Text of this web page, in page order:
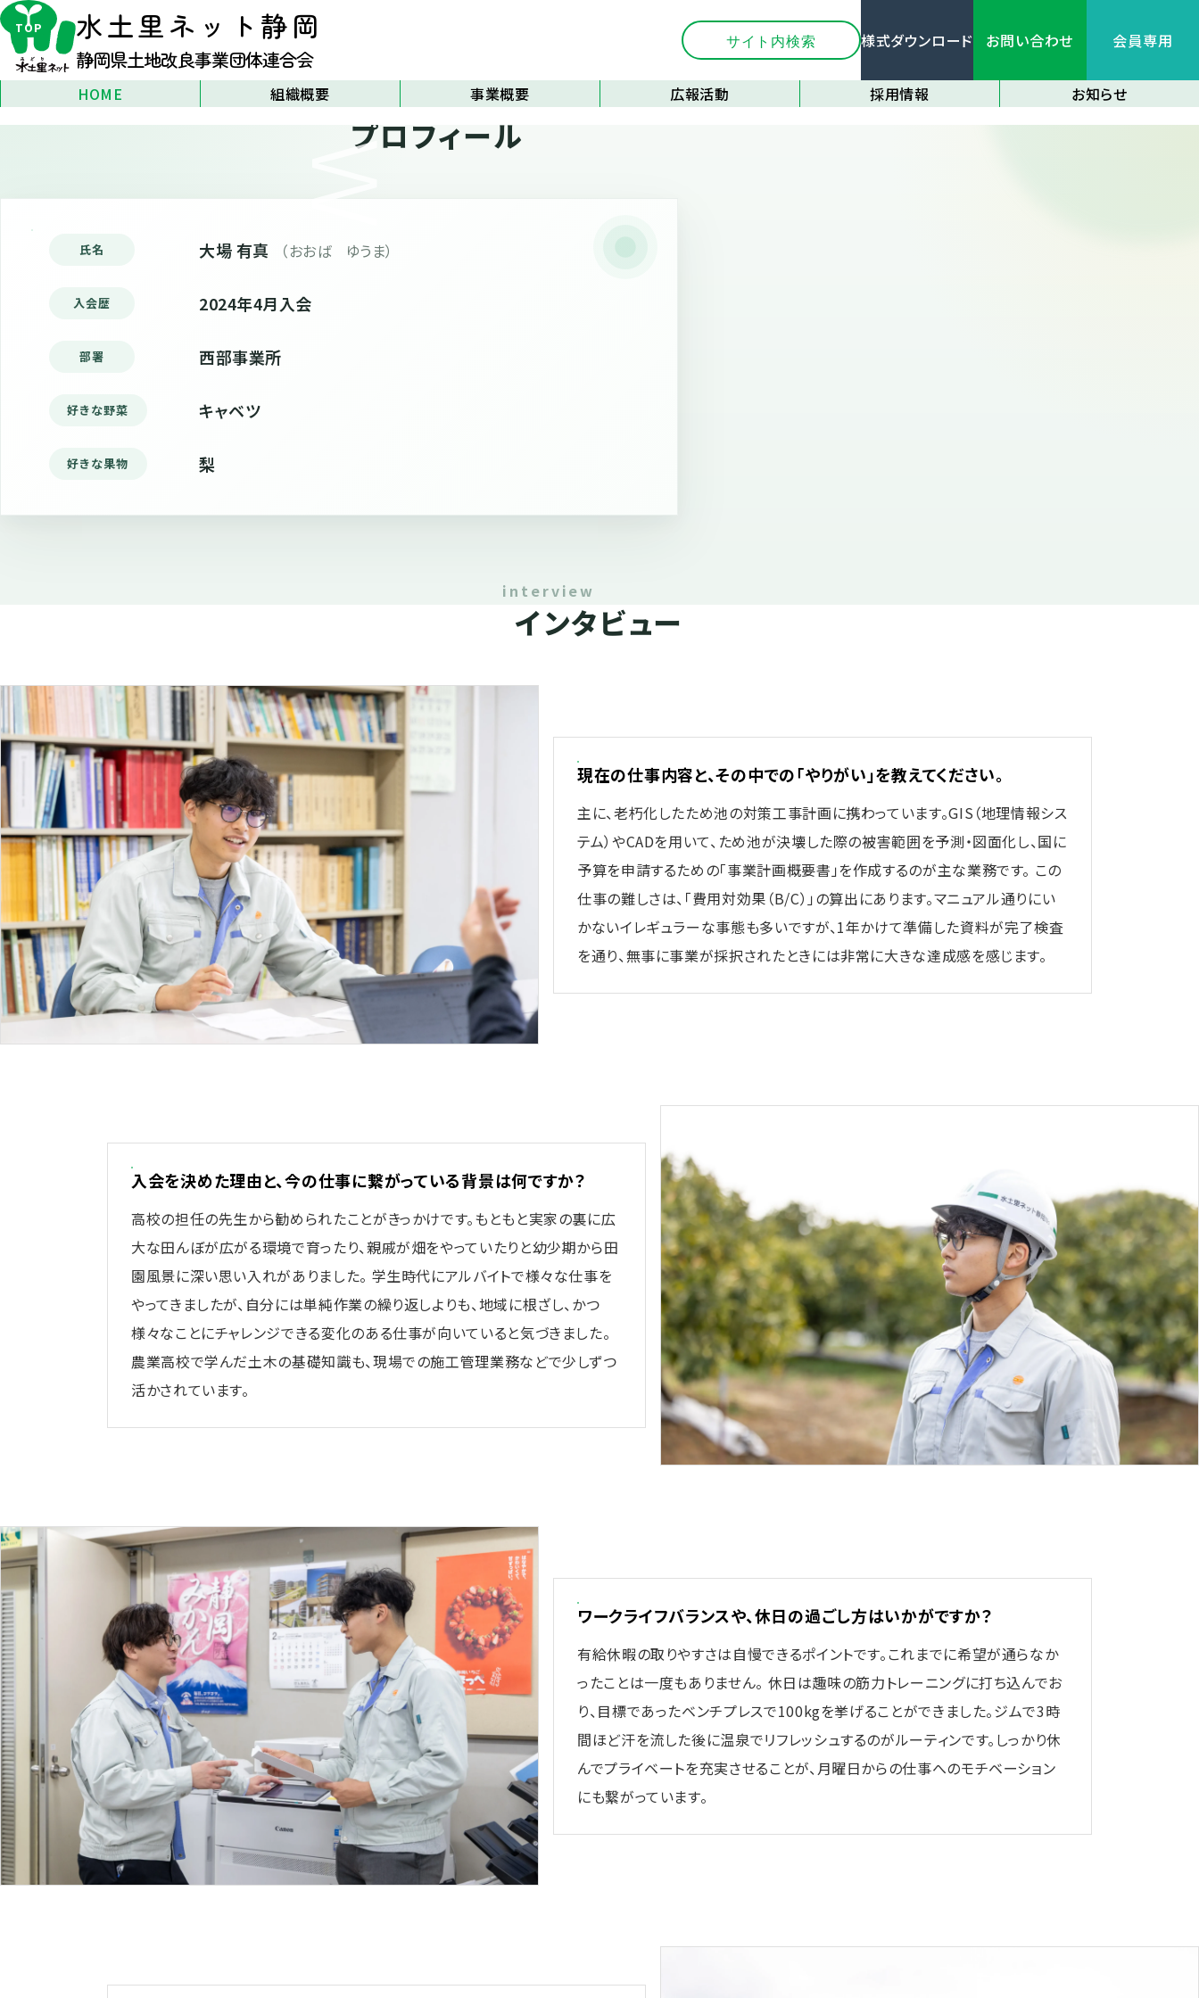
水土里ネット 静岡
静岡県土地改良事業団体連合会
様式ダウンロード お問い合わせ 会員専用
HOME
組織概要
静岡県土地改良事業団体連合会
事業概要
会員支援
事業支援
広報活動
採用情報
お知らせ
全てのお知らせ
Home ›大場 有真
プロフィール
氏名 大場 有真 （おおば ゆうま）
入会歴 2024年4月入会
部署 西部事業所
好きな野菜 キャベツ
好きな果物 梨
インタビュー
現在の仕事内容と、その中での「やりがい」を教えてください。
主に、老朽化したため池の対策工事計画に携わっています。GIS（地理情報シス
テム）やCADを用いて、ため池が決壊した際の被害範囲を予測・図面化し、国に
予算を申請するための「事業計画概要書」を作成するのが主な業務です。 この
仕事の難しさは、「費用対効果（B/C）」の算出にあります。マニュアル通りにい
かないイレギュラーな事態も多いですが、1年かけて準備した資料が完了検査
を通り、無事に事業が採択されたときには非常に大きな達成感を感じます。
入会を決めた理由と、今の仕事に繋がっている背景は何ですか？
高校の担任の先生から勧められたことがきっかけです。もともと実家の裏に広
大な田んぼが広がる環境で育ったり、親戚が畑をやっていたりと幼少期から田
園風景に深い思い入れがありました。 学生時代にアルバイトで様々な仕事を
やってきましたが、自分には単純作業の繰り返しよりも、地域に根ざし、かつ
様々なことにチャレンジできる変化のある仕事が向いていると気づきました。
農業高校で学んだ土木の基礎知識も、現場での施工管理業務などで少しずつ
活かされています。
ワークライフバランスや、休日の過ごし方はいかがですか？
有給休暇の取りやすさは自慢できるポイントです。これまでに希望が通らなか
ったことは一度もありません。 休日は趣味の筋力トレーニングに打ち込んでお
り、目標であったベンチプレスで100kgを挙げることができました。ジムで3時
間ほど汗を流した後に温泉でリフレッシュするのがルーティンです。しっかり休
んでプライベートを充実させることが、月曜日からの仕事へのモチベーション
にも繋がっています。
TOP